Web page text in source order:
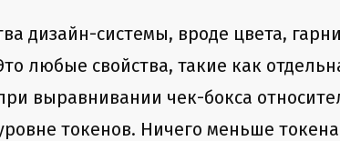
дизайн-системы, вроде цвета,
любые свойства, такие как
выравнивании чек-бокса
токенов. Ничего меньше